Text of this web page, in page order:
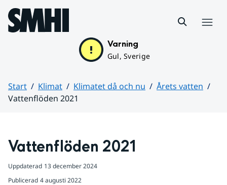
Hoppa till sidans innehåll
Varning
Gul, Sverige
Start Klimat Klimatet då och nu
Årets vatten
Vattenflöden 2021
Vattenflöden 2021
Uppdaterad 13 december 2024
Publicerad 4 augusti 2022